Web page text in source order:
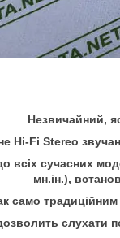
Незвичайний,
Hi-Fi Stereo
всіх сучасних
мн.ін.),
само
слухати